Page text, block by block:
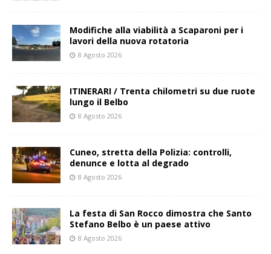
Modifiche alla viabilità a Scaparoni per i
lavori della nuova rotatoria
8 Agosto 2026
ITINERARI / Trenta chilometri su due ruote
lungo il Belbo
8 Agosto 2026
Cuneo, stretta della Polizia: controlli,
denunce e lotta al degrado
8 Agosto 2026
La festa di San Rocco dimostra che Santo
Stefano Belbo è un paese attivo
8 Agosto 2026